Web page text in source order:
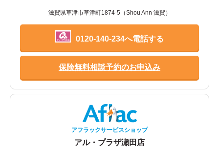
滋賀県草津市草津町1874-5（Shou Ann 滋賀）
0120-140-234へ電話する
保険無料相談予約のお申込み
アフラックサービスショップ
アル・プラザ瀬田店